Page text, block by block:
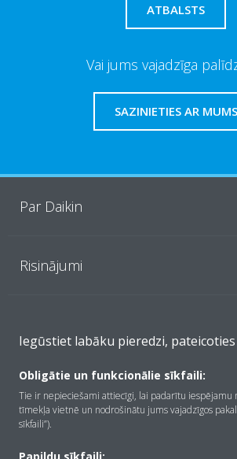
ATBALSTS
Vai jums vajadzīga
SAZINIETIES AR MUMS
Par Daikin
Risinājumi
Produkti
Iegūstiet labāku pieredzi, pateicoties
Obligātie un funkcionālie sīkfaili:
Tie ir nepieciešami attiecīgi, lai padarītu iespējamu
tīmekļa vietnē un nodrošinātu jums vajadzīgos
sīkfaili”).